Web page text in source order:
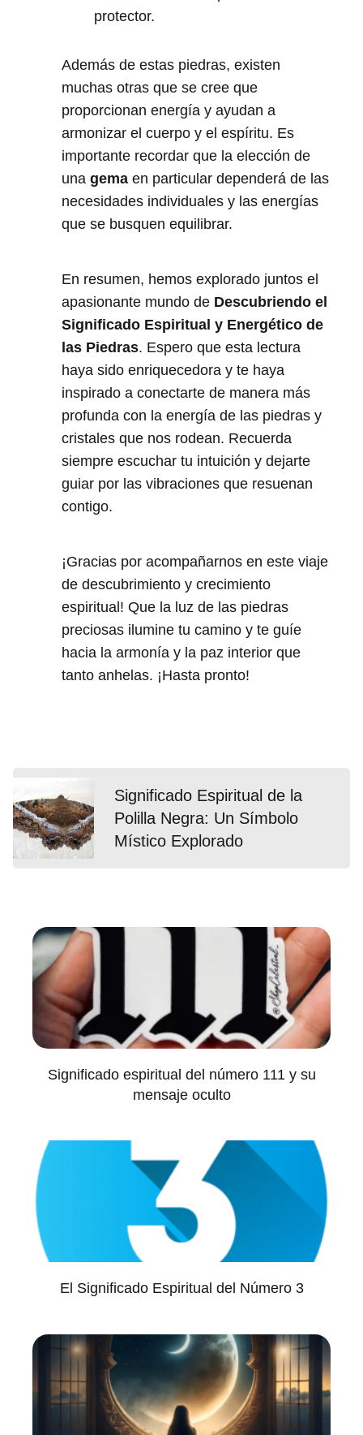
protector.
Además de estas piedras, existen
muchas otras que se cree que
proporcionan energía y ayudan a
armonizar el cuerpo y el espíritu. Es
importante recordar que la elección de
una gema en particular dependerá de las
necesidades individuales y las energías
que se busquen equilibrar.
En resumen, hemos explorado juntos el
apasionante mundo de Descubriendo el
Significado Espiritual y Energético de
las Piedras. Espero que esta lectura
haya sido enriquecedora y te haya
inspirado a conectarte de manera más
profunda con la energía de las piedras y
cristales que nos rodean. Recuerda
siempre escuchar tu intuición y dejarte
guiar por las vibraciones que resuenan
contigo.
¡Gracias por acompañarnos en este viaje
de descubrimiento y crecimiento
espiritual! Que la luz de las piedras
preciosas ilumine tu camino y te guíe
hacia la armonía y la paz interior que
tanto anhelas. ¡Hasta pronto!
Significado Espiritual de la
Polilla Negra: Un Símbolo
Místico Explorado
Significado espiritual del número 111 y su
mensaje oculto
El Significado Espiritual del Número 3